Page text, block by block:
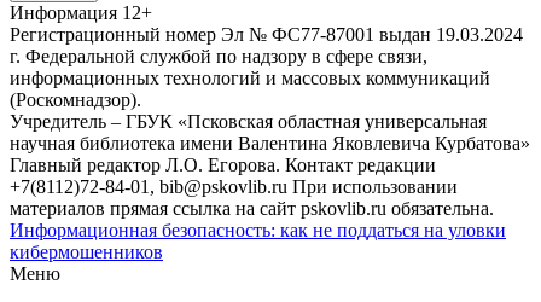
Информация 12+
Регистрационный номер Эл № ФС77-87001 выдан 19.03.2024
г. Федеральной службой по надзору в сфере связи,
информационных технологий и массовых коммуникаций
(Роскомнадзор).
Учредитель – ГБУК «Псковская областная универсальная
научная библиотека имени Валентина Яковлевича Курбатова»
Главный редактор Л.О. Егорова. Контакт редакции
+7(8112)72-84-01, bib@pskovlib.ru При использовании
материалов прямая ссылка на сайт pskovlib.ru обязательна.
Информационная безопасность: как не поддаться на уловки
кибермошенников
Меню